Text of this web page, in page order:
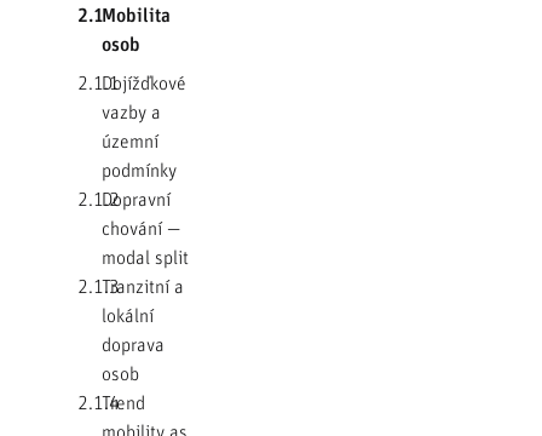
2.1Mobilita
osob
2.1.1Dojížďkové
vazby a
územní
podmínky
2.1.2Dopravní
chování —
modal split
2.1.3Tranzitní a
lokální
doprava
osob
2.1.4Trend